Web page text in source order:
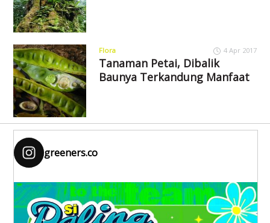
Flora 4 Apr 2017
Tanaman Petai, Dibalik
Baunya Terkandung Manfaat
greeners.co